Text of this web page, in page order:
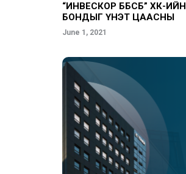
“ИНВЕСКОР ББСБ” ХК-ИЙН
БОНДЫГ ҮНЭТ ЦААСНЫ
БҮРТГЭЛД БҮРТГЭЛЭЭ
June 1, 2021